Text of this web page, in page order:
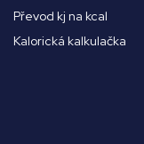
Převod kj na kcal
Kalorická kalkulačka